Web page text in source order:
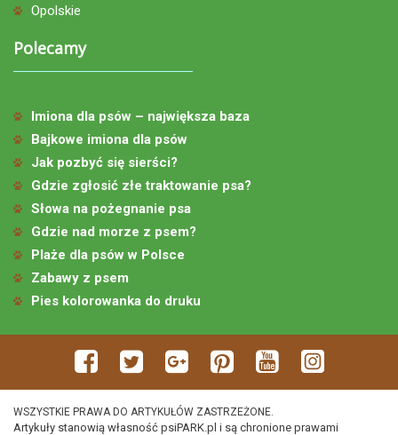
Opolskie
Polecamy
Imiona dla psów – największa baza
Bajkowe imiona dla psów
Jak pozbyć się sierści?
Gdzie zgłosić złe traktowanie psa?
Słowa na pożegnanie psa
Gdzie nad morze z psem?
Plaże dla psów w Polsce
Zabawy z psem
Pies kolorowanka do druku
WSZYSTKIE PRAWA DO ARTYKUŁÓW ZASTRZEŻONE.
Artykuły stanowią własność psiPARK.pl i są chronione prawami